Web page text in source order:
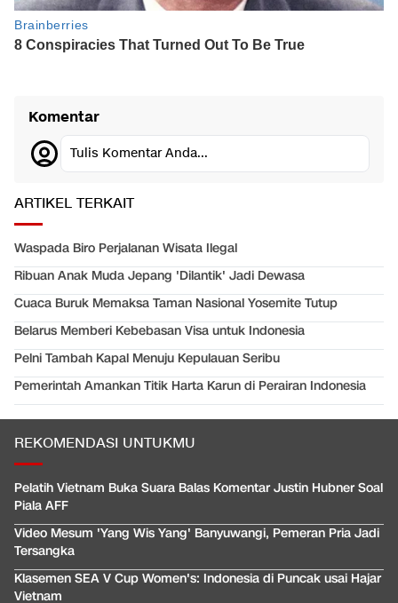
Komentar
Tulis Komentar Anda...
ARTIKEL TERKAIT
Waspada Biro Perjalanan Wisata Ilegal
Ribuan Anak Muda Jepang 'Dilantik' Jadi Dewasa
Cuaca Buruk Memaksa Taman Nasional Yosemite Tutup
Belarus Memberi Kebebasan Visa untuk Indonesia
Pelni Tambah Kapal Menuju Kepulauan Seribu
Pemerintah Amankan Titik Harta Karun di Perairan Indonesia
REKOMENDASI UNTUKMU
Pelatih Vietnam Buka Suara Balas Komentar Justin Hubner Soal
Piala AFF
Video Mesum 'Yang Wis Yang' Banyuwangi, Pemeran Pria Jadi
Tersangka
Klasemen SEA V Cup Women's: Indonesia di Puncak usai Hajar
Vietnam